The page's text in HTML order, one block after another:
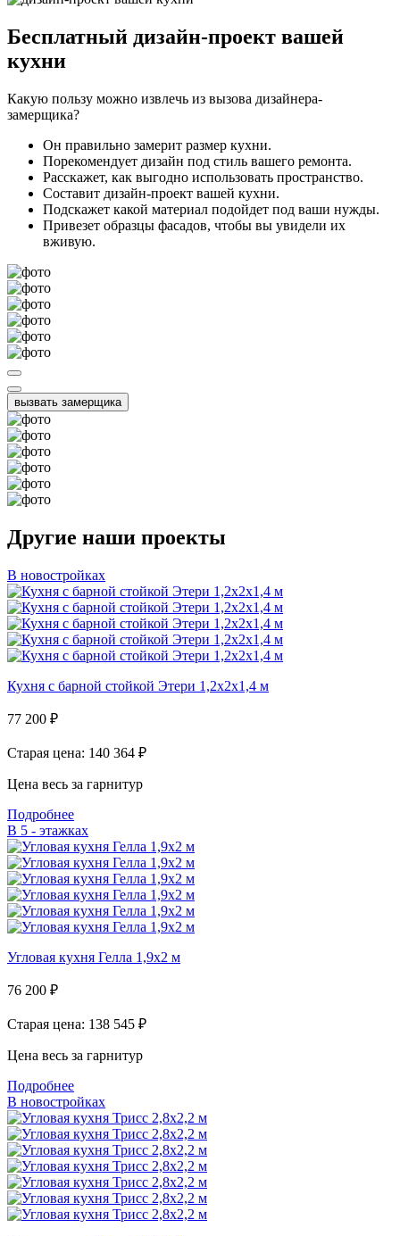
Бесплатный дизайн-проект вашей
кухни
Какую пользу можно извлечь из вызова дизайнера-
замерщика?
Он правильно замерит размер кухни.
Порекомендует дизайн под стиль вашего ремонта.
Расскажет, как выгодно использовать пространство.
Составит дизайн-проект вашей кухни.
Подскажет какой материал подойдет под ваши нужды.
Привезет образцы фасадов, чтобы вы увидели их
вживую.
вызвать замерщика
Другие наши проекты
В новостройках
Кухня с барной стойкой Этери 1,2х2х1,4 м
77 200 ₽
Старая цена: 140 364 ₽
Цена весь за гарнитур
Подробнее
В 5 - этажках
Угловая кухня Гелла 1,9х2 м
76 200 ₽
Старая цена: 138 545 ₽
Цена весь за гарнитур
Подробнее
В новостройках